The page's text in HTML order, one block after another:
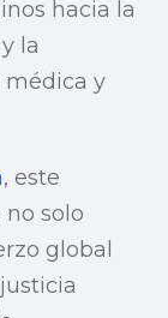
hacia la
la
médica y
, este
solo
global